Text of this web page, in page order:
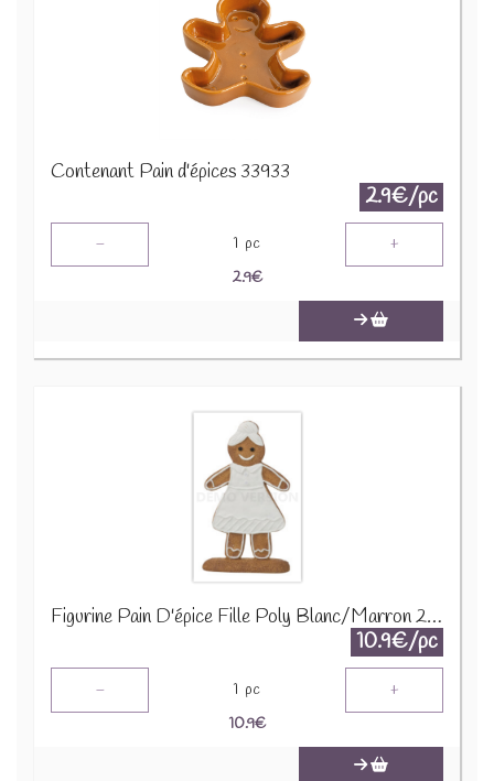
Contenant Pain d'épices 33933
2.9€/pc
- 1 pc +
2.9€
Figurine Pain D'épice Fille Poly Blanc/Marron 26600
10.9€/pc
- 1 pc +
10.9€